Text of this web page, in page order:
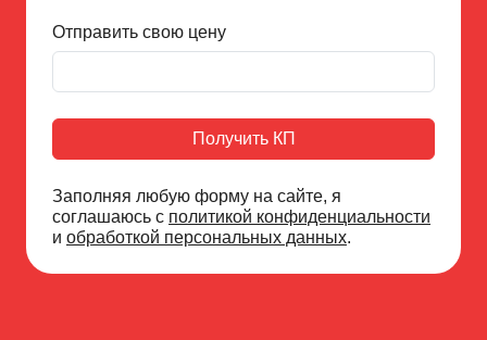
Отправить свою цену
Получить КП
Заполняя любую форму на сайте, я
соглашаюсь с политикой конфиденциальности
и обработкой персональных данных.